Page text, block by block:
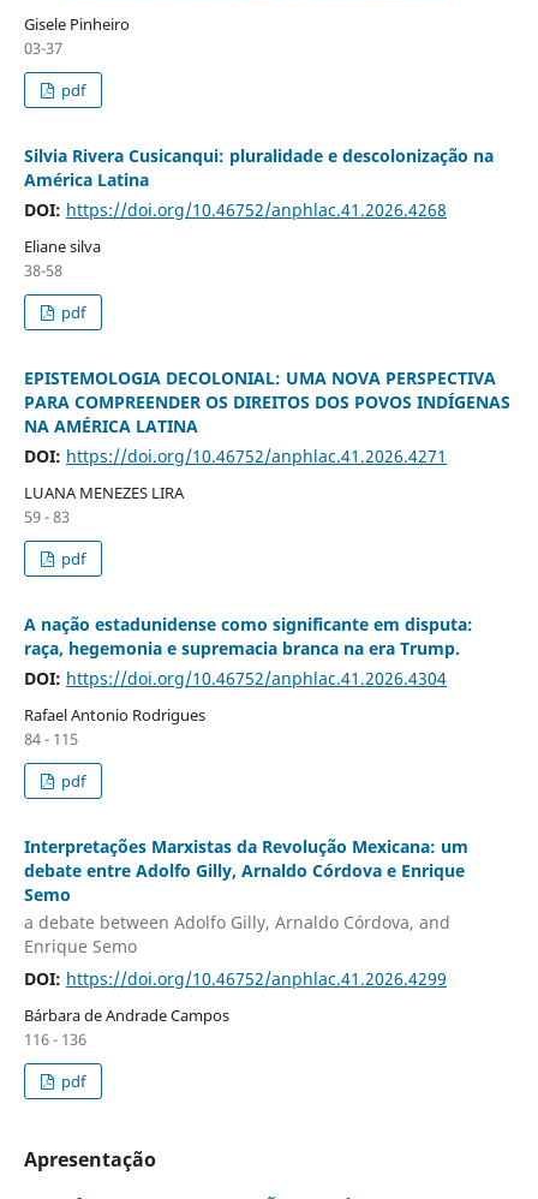
Gisele Pinheiro
03-37
pdf
Silvia Rivera Cusicanqui: pluralidade e descolonização na
América Latina
DOI: https://doi.org/10.46752/anphlac.41.2026.4268
Eliane silva
38-58
pdf
EPISTEMOLOGIA DECOLONIAL: UMA NOVA PERSPECTIVA
PARA COMPREENDER OS DIREITOS DOS POVOS INDÍGENAS
NA AMÉRICA LATINA
DOI: https://doi.org/10.46752/anphlac.41.2026.4271
LUANA MENEZES LIRA
59 - 83
pdf
A nação estadunidense como significante em disputa:
raça, hegemonia e supremacia branca na era Trump.
DOI: https://doi.org/10.46752/anphlac.41.2026.4304
Rafael Antonio Rodrigues
84 - 115
pdf
Interpretações Marxistas da Revolução Mexicana: um
debate entre Adolfo Gilly, Arnaldo Córdova e Enrique
Semo
a debate between Adolfo Gilly, Arnaldo Córdova, and
Enrique Semo
DOI: https://doi.org/10.46752/anphlac.41.2026.4299
Bárbara de Andrade Campos
116 - 136
pdf
Apresentação